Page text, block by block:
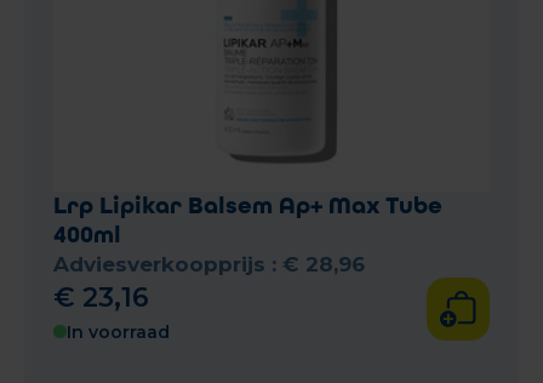
Lrp Lipikar Balsem Ap+ Max Tube
400ml
Adviesverkoopprijs : € 28,96
€ 23,16
In voorraad